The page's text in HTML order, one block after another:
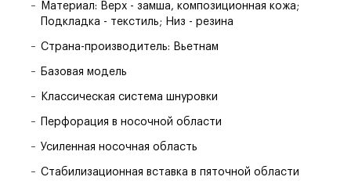
Материал: Верх - замша, композиционная кожа;
Подкладка - текстиль; Низ - резина
Страна-производитель: Вьетнам
Базовая модель
Классическая система шнуровки
Перфорация в носочной области
Усиленная носочная область
Стабилизационная вставка в пяточной области